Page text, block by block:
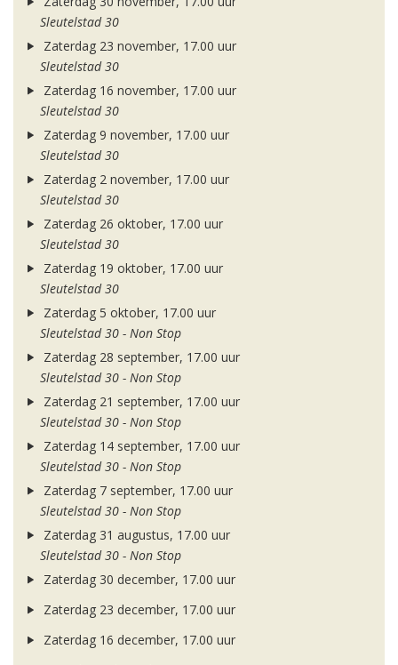
Sleutelstad 30
Zaterdag 23 november, 17.00 uur
Sleutelstad 30
Zaterdag 16 november, 17.00 uur
Sleutelstad 30
Zaterdag 9 november, 17.00 uur
Sleutelstad 30
Zaterdag 2 november, 17.00 uur
Sleutelstad 30
Zaterdag 26 oktober, 17.00 uur
Sleutelstad 30
Zaterdag 19 oktober, 17.00 uur
Sleutelstad 30
Zaterdag 5 oktober, 17.00 uur
Sleutelstad 30 - Non Stop
Zaterdag 28 september, 17.00 uur
Sleutelstad 30 - Non Stop
Zaterdag 21 september, 17.00 uur
Sleutelstad 30 - Non Stop
Zaterdag 14 september, 17.00 uur
Sleutelstad 30 - Non Stop
Zaterdag 7 september, 17.00 uur
Sleutelstad 30 - Non Stop
Zaterdag 31 augustus, 17.00 uur
Sleutelstad 30 - Non Stop
Zaterdag 30 december, 17.00 uur
Zaterdag 23 december, 17.00 uur
Zaterdag 16 december, 17.00 uur